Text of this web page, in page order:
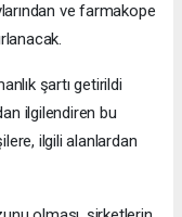
ve farmakope
şartı getirildi
ilgilendiren bu
ilgili alanlardan